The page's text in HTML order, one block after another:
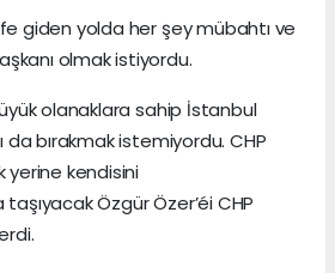
giden yolda her şey mübahtı ve
olmak istiyordu.
olanaklara sahip İstanbul
da bırakmak istemiyordu. CHP
yerine kendisini
Özgür Özer’éi CHP